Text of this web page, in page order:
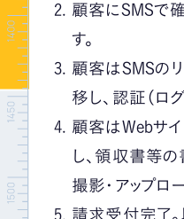
顧客にSMSで
す。
顧客はSMSの
移し、認証（ログ
顧客はWebサ
し、領収書等の
撮影・アップロ
請求受付完了